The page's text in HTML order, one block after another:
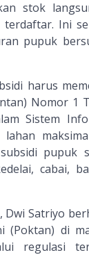
stok
Ini
pupuk
harus
Nomor 1
Sistem
lahan
pupuk
cabai,
Dwi Satriyo
(Poktan) di
regulasi